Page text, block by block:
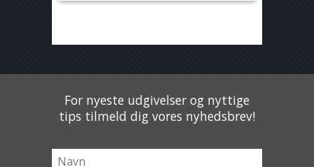
For nyeste udgivelser og nyttige
tips tilmeld dig vores nyhedsbrev!